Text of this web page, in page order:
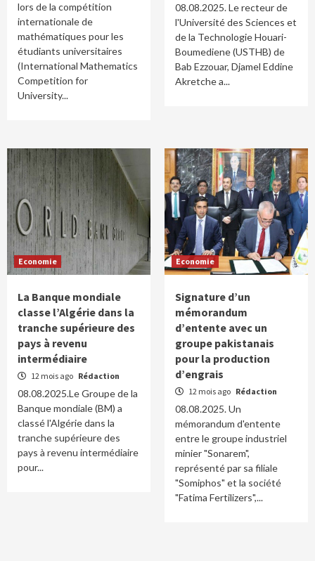
lors de la compétition
internationale de
mathématiques pour les
étudiants universitaires
(International Mathematics
Competition for
University...
08.08.2025. Le recteur de
l'Université des Sciences et
de la Technologie Houari-
Boumediene (USTHB) de
Bab Ezzouar, Djamel Eddine
Akretche a...
Economie
La Banque mondiale
classe l’Algérie dans la
tranche supérieure des
pays à revenu
intermédiaire
12 mois ago Rédaction
08.08.2025.Le Groupe de la
Banque mondiale (BM) a
classé l'Algérie dans la
tranche supérieure des
pays à revenu intermédiaire
pour...
Economie
Signature d’un
mémorandum
d’entente avec un
groupe pakistanais
pour la production
d’engrais
12 mois ago Rédaction
08.08.2025. Un
mémorandum d'entente
entre le groupe industriel
minier "Sonarem",
représenté par sa filiale
"Somiphos" et la société
"Fatima Fertilizers",...